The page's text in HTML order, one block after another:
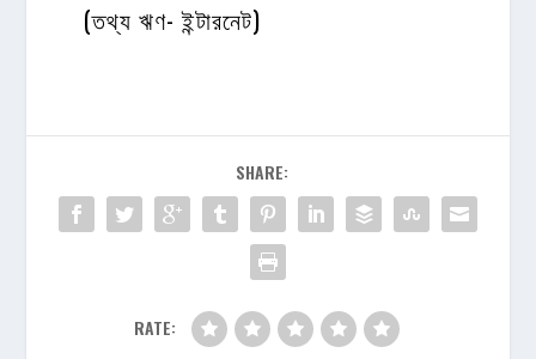
(তথ্য ঋণ- ইন্টারনেট)
SHARE:
RATE: